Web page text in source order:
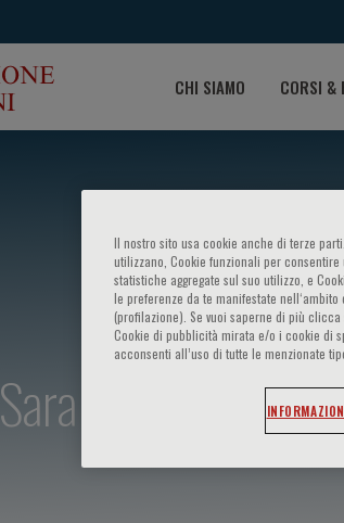
CHI SIAMO CORSI &
Sara Conti
Il nostro sito usa cookie anche di terze
utilizzano, Cookie funzionali per
statistiche aggregate sul suo utilizzo, e
le preferenze da te manifestate
(profilazione). Se vuoi saperne di più
Cookie di pubblicità mirata e/o i cookie di
acconsenti all’uso di tutte le menzionate